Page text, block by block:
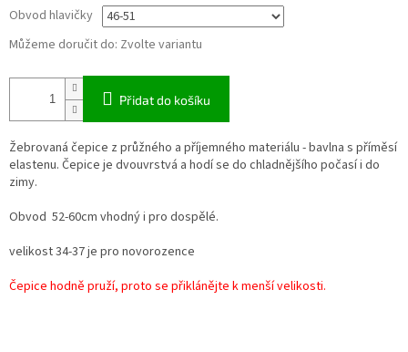
Obvod hlavičky
Můžeme doručit do: Zvolte variantu
Přidat do košíku
Žebrovaná čepice z průžného a příjemného materiálu - bavlna s příměsí
elastenu. Čepice je dvouvrstvá a hodí se do chladnějšího počasí i do
zimy.
Obvod 52-60cm vhodný i pro dospělé.
velikost 34-37 je pro novorozence
Čepice hodně pruží, proto se přiklánějte k menší velikosti.